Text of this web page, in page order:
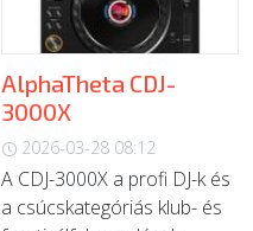
AlphaTheta CDJ-
3000X
2026-03-28 08:12
A CDJ-3000X a profi DJ-k és
a csúcskategóriás klub- és